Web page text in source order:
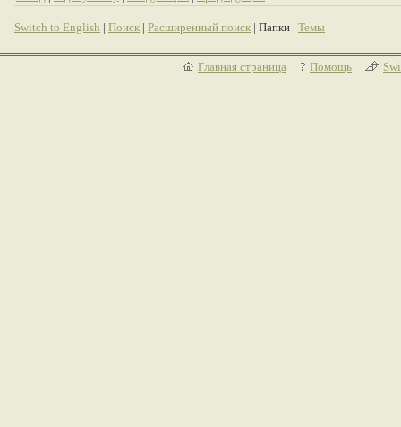
Switch to English | Поиск | Расширенный поиск | Папки | Темы
Главная страница Помощь